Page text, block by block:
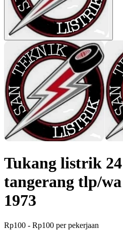
Tukang listrik
tangerang tlp/wa
1973
Rp100 - Rp100 per pekerjaan